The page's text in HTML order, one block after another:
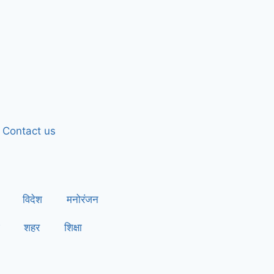
Contact us
विदेश मनोरंजन
शहर शिक्षा